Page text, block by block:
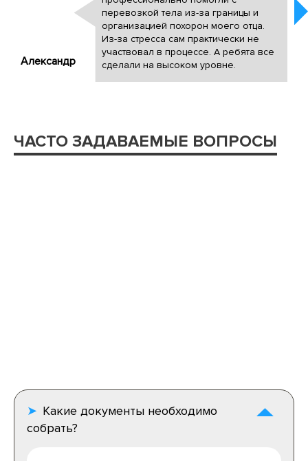
Александр
перевозкой тела из-за границы и
организацией похорон моего отца.
Из-за стресса сам практически не
участвовал в процессе. А ребята все
сделали на высоком уровне.
ЧАСТО ЗАДАВАЕМЫЕ ВОПРОСЫ
Какие документы необходимо
собрать?